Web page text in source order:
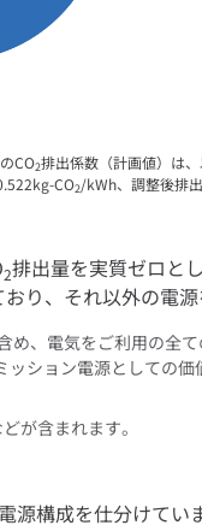
CO2排出係数（計画値）は、
CO2/kWh、調整後排
2排出量を実質ゼロと
り、それ以外の電
、電気をご利用の全
ッション電源としての
が含まれます。
構成を仕分けてい